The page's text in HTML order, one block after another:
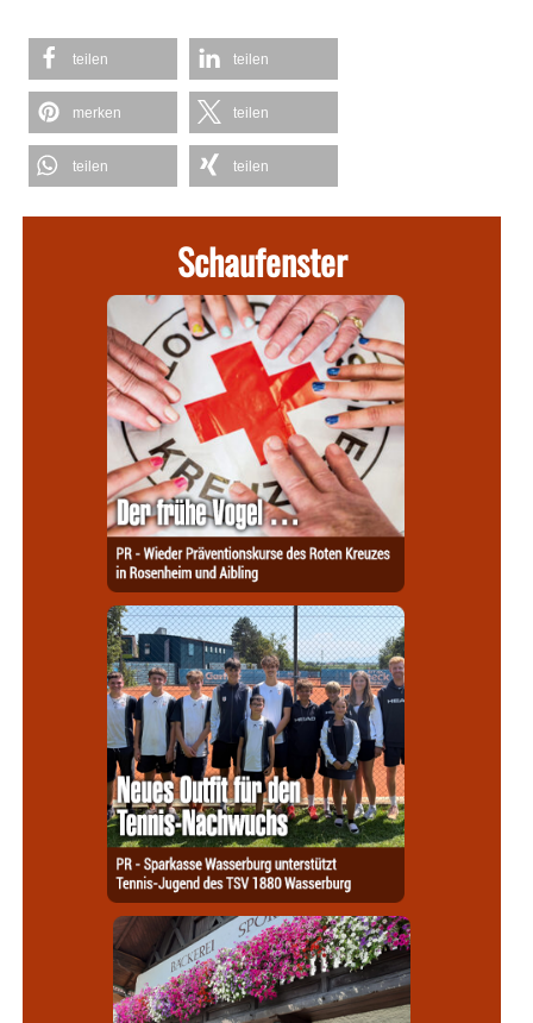
teilen teilen
merken teilen
teilen teilen
Schaufenster